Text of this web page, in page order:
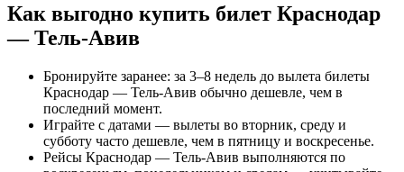
Как выгодно купить билет Краснодар
— Тель-Авив
Бронируйте заранее: за 3–8 недель до вылета билеты
Краснодар — Тель-Авив обычно дешевле, чем в
последний момент.
Играйте с датами — вылеты во вторник, среду и
субботу часто дешевле, чем в пятницу и воскресенье.
Рейсы Краснодар — Тель-Авив выполняются по